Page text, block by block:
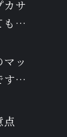
カサ
大
ッ
す
点